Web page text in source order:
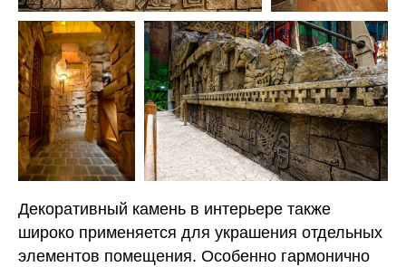
Декоративный камень в интерьере также
широко применяется для украшения отдельных
элементов помещения. Особенно гармонично